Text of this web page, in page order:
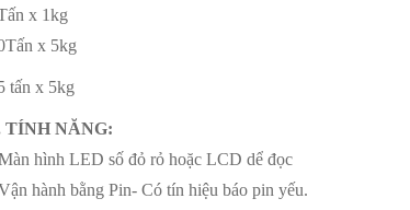
x 1kg
x 5kg
tấn x 5kg
TÍNH NĂNG:
hình LED số đỏ rỏ hoặc LCD dể đọc
hành bằng Pin- Có tín hiệu báo pin yếu.